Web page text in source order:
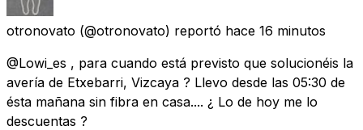
otronovato (@otronovato) reportó hace 16 minutos
@Lowi_es , para cuando está previsto que solucionéis la
avería de Etxebarri, Vizcaya ? Llevo desde las 05:30 de
ésta mañana sin fibra en casa.... ¿ Lo de hoy me lo
descuentas ?